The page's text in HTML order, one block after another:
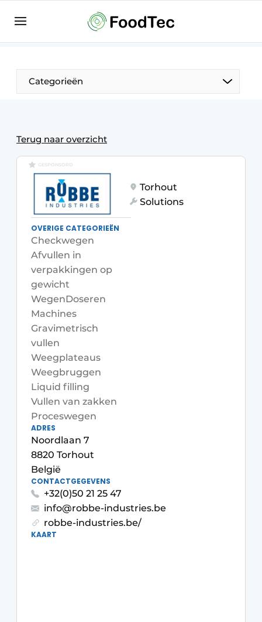
Bedrijven
Bedrijven
Direct contact
Eigen content aanleveren
Evenement aanmelden
Home
Meest gelezen
Nieuwsbrief
Podcasts
Privacy / Cookie statement
Vacature aanmelden
Vacatures
Video’s
Categorieën
Terug naar overzicht
GESPONSORD
Torhout
Solutions
OVERIGE CATEGORIEËN
Checkwegen
Afvullen in
verpakkingen op
gewicht
WegenDoseren
Machines
Gravimetrisch
vullen
Weegplateaus
Weegbruggen
Liquid filling
Vullen van zakken
Proceswegen
ADRES
Noordlaan 7
8820 Torhout
België
CONTACTGEGEVENS
+32(0)50 21 25 47
info@robbe-industries.be
robbe-industries.be/
KAART